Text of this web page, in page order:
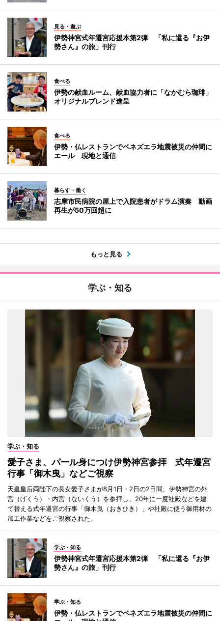
見る・遊ぶ
伊勢神宮式年遷宮応援本第2弾 「私に還る『お伊
勢さん』の旅」刊行
食べる
伊勢の献血ルーム、献血協力者に「なかむら珈琲」
オリジナルブレンド進呈
食べる
伊勢・仏レストランでベネズエラ地震被災の仲間に
エール 現地と通信
暮らす・働く
志摩市民病院の屋上で入院患者がドラム演奏 動画
再生が50万回超に
もっと見る
学ぶ・知る
学ぶ・知る
愛子さま、パール身につけ伊勢神宮参拝 式年遷宮
行事「御木曳」などご視察
天皇皇后両陛下の長女愛子さまが8月1日・2日の2日間、伊勢神宮の外
宮（げくう）・内宮（ないくう）を参拝し、20年に一度社殿などを建
て替える式年遷宮の行事「御木曳（おきひき）」や社殿に使う御用材の
加工作業などをご視察された。
学ぶ・知る
伊勢神宮式年遷宮応援本第2弾 「私に還る『お伊
勢さん』の旅」刊行
学ぶ・知る
伊勢・仏レストランでベネズエラ地震被災の仲間に